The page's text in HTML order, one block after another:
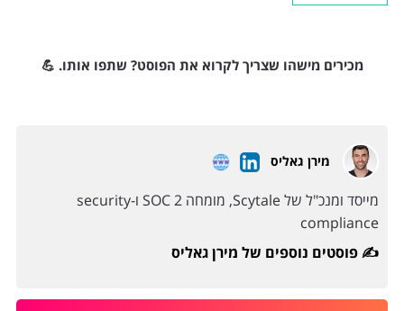
מכירים מישהו שצריך לקרוא את הפוסט? שתפו אותו. 💪
מירן גאליס
מייסד ומנכ"ל של Scytale, מומחה SOC 2 ו-security
compliance
פוסטים נוספים של מירן גאליס ✍️